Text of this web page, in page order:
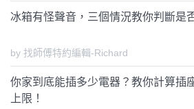
冰箱有怪聲音，三個情況教你判斷是
by 找師傅特約編輯-Richard
你家到底能插多少電器？教你計算插
上限！